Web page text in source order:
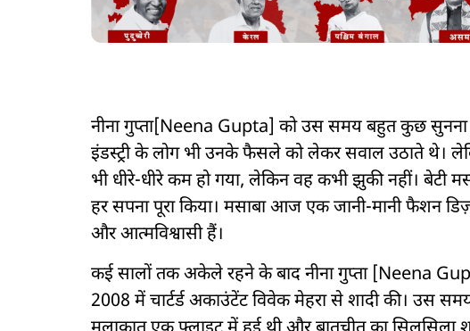
नीना गुप्ता[Neena Gupta] को उस समय बहुत कुछ सुनना
इंडस्ट्री के लोग भी उनके फैसले को लेकर सवाल उठाते थे।
भी धीरे-धीरे कम हो गया, लेकिन वह कभी झुकी नहीं। बेटी
हर सपना पूरा किया। मसाबा आज एक जानी-मानी फैशन
और आत्मविश्वासी हैं।
कई सालों तक अकेले रहने के बाद नीना गुप्ता [Neena
2008 में चार्टर्ड अकाउंटेंट विवेक मेहरा से शादी की। उस